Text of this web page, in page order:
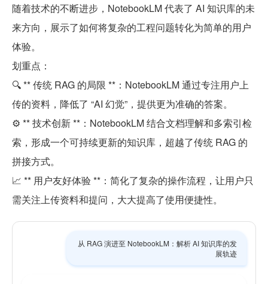
随着技术的不断进步，NotebookLM 代表了 AI 知识库的未
来方向，展示了如何将复杂的工程问题转化为简单的用户
体验。
划重点：
🔍 ** 传统 RAG 的局限 **：NotebookLM 通过专注用户上
传的资料，降低了 “AI 幻觉”，提供更为准确的答案。
⚙️ ** 技术创新 **：NotebookLM 结合文档理解和多索引检
索，形成一个可持续更新的知识库，超越了传统 RAG 的
拼接方式。
📈 ** 用户友好体验 **：简化了复杂的操作流程，让用户只
需关注上传资料和提问，大大提高了使用便捷性。
从 RAG 演进至 NotebookLM：解析 AI 知识库的发
展轨迹